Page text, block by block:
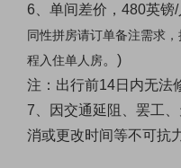
6、 单间差价，480英镑/
同性拼房请订单备注需求
程入住单人房。 )
注：出行前14日内无法
7、因交通延阻、罢工
消或更改时间等不可抗